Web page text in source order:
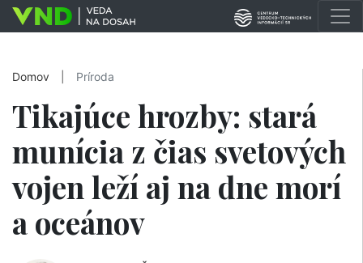
Domov Príroda
Tikajúce hrozby: stará
munícia z čias svetových
vojen leží aj na dne morí
a oceánov